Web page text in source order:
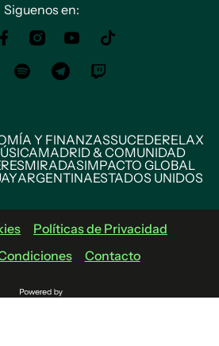
Siguenos en:
Y FINANZASSUCEDERELAX
MADRID & COMUNIDAD
MIRADASIMPACTO GLOBAL
ARGENTINAESTADOS UNIDOS
Políticas de Privacidad
Contacto